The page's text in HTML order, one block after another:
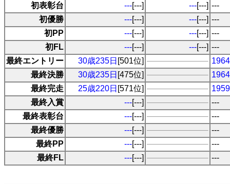
初表彰台
---[---] ---[---] ---
初優勝
---[---] ---[---] ---
初PP
---[---] ---[---] ---
初FL
---[---] ---[---] ---
最終エントリー
30歳235日 [501位]
最終決勝
30歳235日 [475位]
最終完走
25歳220日 [571位]
最終入賞
---[---]
---
最終表彰台
---[---]
---
最終優勝
---[---]
---
最終PP
---[---]
---
最終FL
---[---] ---